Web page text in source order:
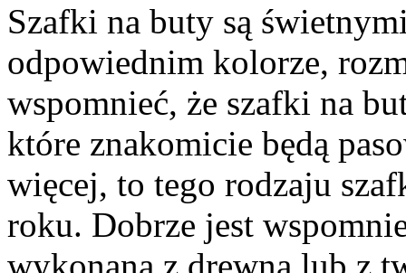
Szafki na buty są
odpowiednim kolorze,
wspomnieć, że szafki na
które znakomicie będą
więcej, to tego rodzaju
roku. Dobrze jest
wykonana z drewna lub z